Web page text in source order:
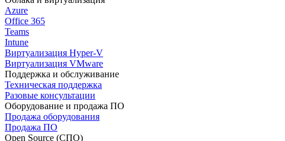
Azure
Office 365
Teams
Intune
Виртуализация Hyper-V
Виртуализация VMware
Поддержка и обслуживание
Техническая поддержка
Разовые консультации
Оборудование и продажа ПО
Продажа оборудования
Продажа ПО
Open Source (СПО)